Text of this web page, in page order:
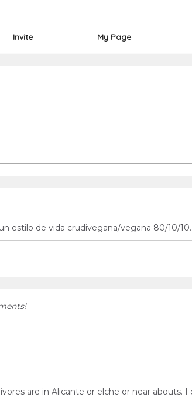
Invite My Page
estilo de vida crudivegana/vegana 80/10/
are in Alicante or elche or near abouts.